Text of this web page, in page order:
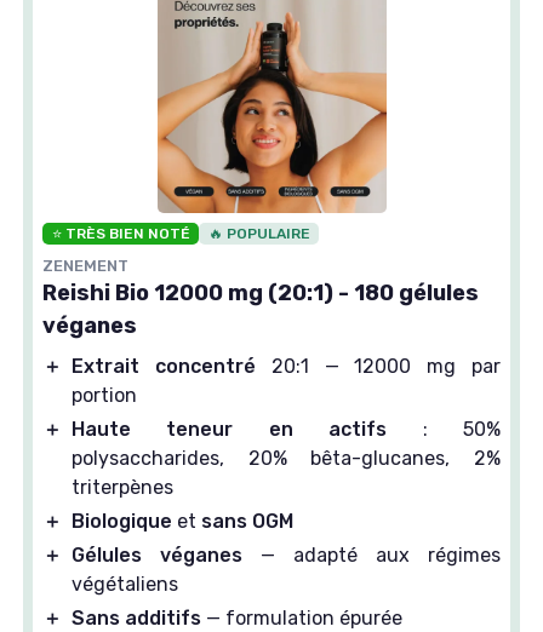
⭐ TRÈS BIEN NOTÉ 🔥 POPULAIRE
ZENEMENT
Reishi Bio 12000 mg (20:1) - 180 gélules
véganes
＋ Extrait concentré 20:1 — 12000 mg par
portion
＋
Haute teneur en actifs : 50%
polysaccharides, 20% bêta-glucanes, 2%
triterpènes
＋
Biologique et sans OGM
＋
Gélules véganes — adapté aux régimes
végétaliens
＋ Sans additifs — formulation épurée